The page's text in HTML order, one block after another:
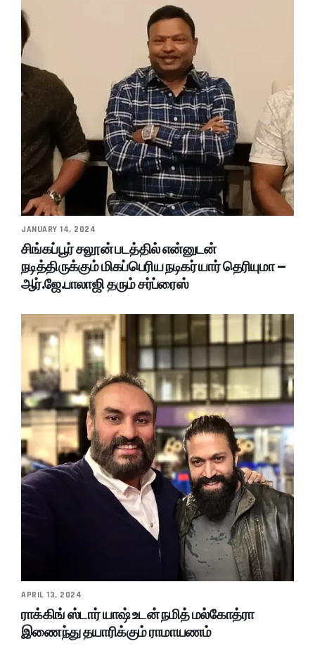
JANUARY 14, 2024
சிங்கப்பூர் சலூன் படத்தில் என்னுடன்
நடித்திருக்கும் மிகப்பெரிய நடிகர் யார் தெரியுமா –
ஆர்.ஜே.பாலாஜி தரும் சர்ப்ரைஸ்
APRIL 13, 2024
ராக்கிங் ஸ்டார் யாஷ் உடன் நமித் மல்கோத்ரா
இணைந்து தயாரிக்கும் ராமாயணம்